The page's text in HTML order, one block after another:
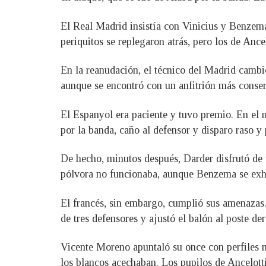
El Real Madrid insistía con Vinicius y
periquitos se replegaron atrás, pero los de
En la reanudación, el técnico del Madrid
aunque se encontró con un anfitrión más
El Espanyol era paciente y tuvo premio. En
por la banda, caño al defensor y disparo raso
De hecho, minutos después, Darder disfrutó
pólvora no funcionaba, aunque Benzema se
El francés, sin embargo, cumplió sus
de tres defensores y ajustó el balón al poste
Vicente Moreno apuntaló su once con perfiles
los blancos acechaban. Los pupilos de